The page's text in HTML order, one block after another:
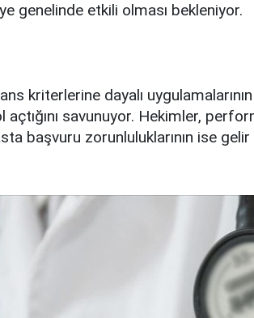
genelinde etkili olması bekleniyor.
kriterlerine dayalı
açtığını savunuyor. Hekimler,
başvuru zorunluluklarının ise